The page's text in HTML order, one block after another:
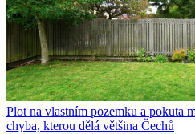
Plot na vlastním pozemku a pokuta
chyba, kterou dělá většina Čechů